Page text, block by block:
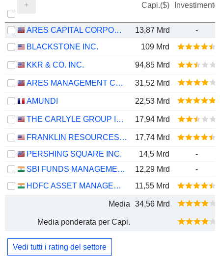
Capi.($) Investimento
ARES CAPITAL CORPORATION 13,87 Mrd
-
BLACKSTONE INC.
109 Mrd
KKR & CO. INC. 94,85 Mrd
ARES MANAGEMENT CORPORATION 31,52 Mrd
AMUNDI 22,53 Mrd
THE CARLYLE GROUP INC. 17,94 Mrd
FRANKLIN RESOURCES, INC.
17,74 Mrd
PERSHING SQUARE INC.
14,5 Mrd
-
SBI FUNDS MANAGEMENT LIMITED
12,29 Mrd
-
HDFC ASSET MANAGEMENT COMPANY LIMITED
11,55 Mrd
Media 34,56 Mrd
Media ponderata per Capi.
Vedi tutti i rating del settore